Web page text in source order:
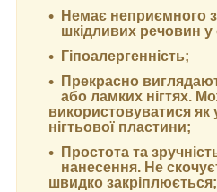
Немає неприємного
шкідливих речовин у
Гіпоалергенність;
Прекрасно
або ламких нігтях.
використовуватися як
нігтьової пластини;
Простота та
нанесення. Не
швидко закріплюється;